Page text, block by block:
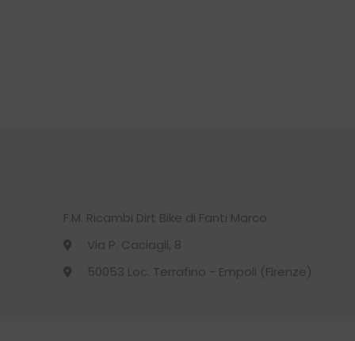
F.M. Ricambi Dirt Bike di Fanti Marco
Via P. Caciagli, 8
50053 Loc. Terrafino - Empoli (Firenze)